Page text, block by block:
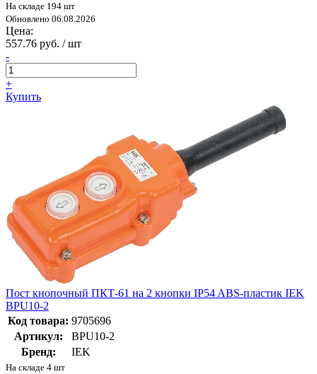
На складе 194 шт
Обновлено 06.08.2026
Цена:
557.76 руб. / шт
-
+
Купить
Пост кнопочный ПКТ-61 на 2 кнопки IP54 ABS-пластик IEK
BPU10-2
Код товара: 9705696
Артикул:
BPU10-2
Бренд:
IEK
На складе 4 шт